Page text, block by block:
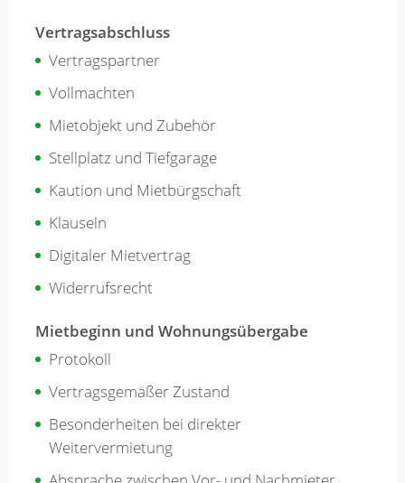
Vertragsabschluss
Vertragspartner
Vollmachten
Mietobjekt und Zubehör
Stellplatz und Tiefgarage
Kaution und Mietbürgschaft
Klauseln
Digitaler Mietvertrag
Widerrufsrecht
Mietbeginn und Wohnungsübergabe
Protokoll
Vertragsgemäßer Zustand
Besonderheiten bei direkter
Weitervermietung